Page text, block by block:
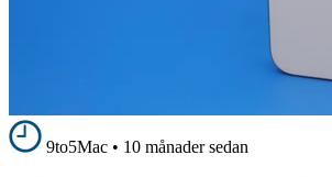
9to5Mac • 10 månader sedan